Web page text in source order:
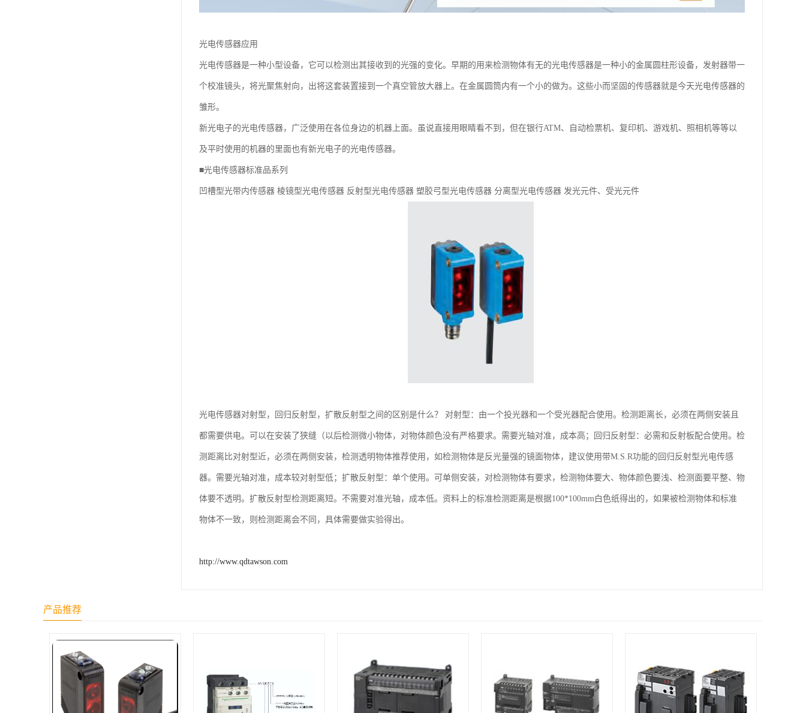
光电传感器应用
光电传感器是一种小型设备，它可以检测出其接收到的光强的变化。早期的用来检测物体有无的光电传感器是一种小的金属圆柱形设备，发射器带一
个校准镜头，将光聚焦射向，出将这套装置接到一个真空管放大器上。在金属圆筒内有一个小的做为。这些小而坚固的传感器就是今天光电传感器的
雏形。
新光电子的光电传感器，广泛使用在各位身边的机器上面。虽说直接用眼睛看不到，但在银行ATM、自动检票机、复印机、游戏机、照相机等等以
及平时使用的机器的里面也有新光电子的光电传感器。
■光电传感器标准品系列
凹槽型光带内传感器 棱镜型光电传感器 反射型光电传感器 塑胶弓型光电传感器 分离型光电传感器 发光元件、受光元件
光电传感器对射型，回归反射型，扩散反射型之间的区别是什么？ 对射型：由一个投光器和一个受光器配合使用。检测距离长，必须在两侧安装且
都需要供电。可以在安装了狭缝（以后检测微小物体，对物体颜色没有严格要求。需要光轴对准，成本高；回归反射型：必需和反射板配合使用。检
测距离比对射型近，必须在两侧安装，检测透明物体推荐使用，如检测物体是反光量强的镜面物体，建议使用带M.S.R功能的回归反射型光电传感
器。需要光轴对准，成本较对射型低；扩散反射型：单个使用。可单侧安装，对检测物体有要求，检测物体要大、物体颜色要浅、检测面要平整、物
体要不透明。扩散反射型检测距离短。不需要对准光轴，成本低。资料上的标准检测距离是根据100*100mm白色纸得出的，如果被检测物体和标准
物体不一致，则检测距离会不同，具体需要做实验得出。
http://www.qdtawson.com
产品推荐